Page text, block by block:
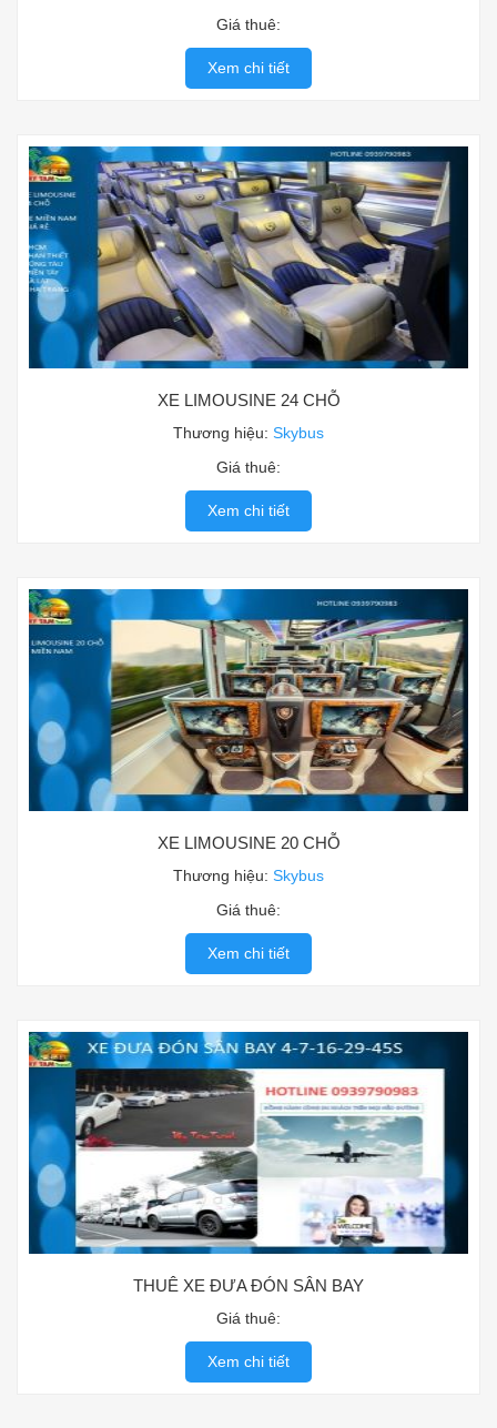
Giá thuê:
Xem chi tiết
XE LIMOUSINE 24 CHỖ
Thương hiệu: Skybus
Giá thuê:
Xem chi tiết
XE LIMOUSINE 20 CHỖ
Thương hiệu: Skybus
Giá thuê:
Xem chi tiết
THUÊ XE ĐƯA ĐÓN SÂN BAY
Giá thuê:
Xem chi tiết